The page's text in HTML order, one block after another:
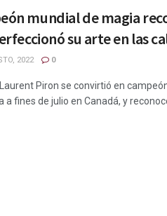
mundial de magia
su arte en las
2022 0
Piron se convirtió en
a fines de julio en Canadá, y reconoce